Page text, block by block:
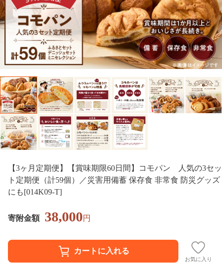
【3ヶ月定期便】【賞味期限60日間】コモパン 人気の3セッ
ト定期便（計59個）／災害用備蓄 保存食 非常食 防災グッズ
にも[014K09-T]
寄附金額 38,000円
お気に入り